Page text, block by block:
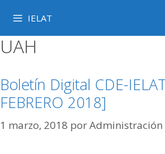
contenido
IELAT
UAH
Boletín Digital CDE-
FEBRERO 2018]
1 marzo, 2018 porAdministración